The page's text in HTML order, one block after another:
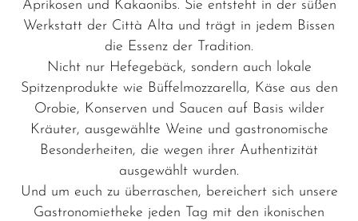
Aprikosen und Kakaonibs. Sie entsteht in der süßen
Werkstatt der Città Alta und trägt in jedem Bissen
die Essenz der Tradition.
Nicht nur Hefegebäck, sondern auch lokale
Spitzenprodukte wie Büffelmozzarella, Käse aus den
Orobie, Konserven und Saucen auf Basis wilder
Kräuter, ausgewählte Weine und gastronomische
Besonderheiten, die wegen ihrer Authentizität
ausgewählt wurden.
Und um euch zu überraschen, bereichert sich unsere
Gastronomietheke jeden Tag mit den ikonischen